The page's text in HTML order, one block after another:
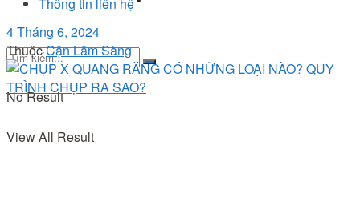
No Result
View All Result
4 Tháng 6, 2024
ThuộcCận Lâm Sàng